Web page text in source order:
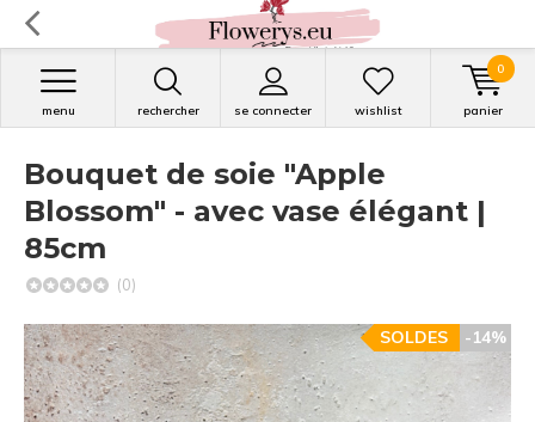
rechercher se connecter
menu wishlist panier
0
Bouquet de soie "Apple
Blossom" - avec vase élégant |
85cm
(0)
-14%
SOLDES